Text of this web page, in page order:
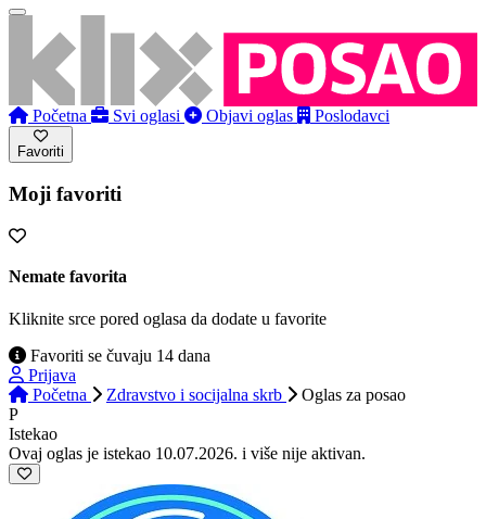
Početna Svi oglasi Objavi oglas Poslodavci
Favoriti
Moji favoriti
Nemate favorita
Kliknite srce pored oglasa da dodate u favorite
Favoriti se čuvaju 14 dana
Prijava
Početna
Zdravstvo i socijalna skrb Oglas za posao
P
Istekao
Ovaj oglas je istekao 10.07.2026. i više nije aktivan.